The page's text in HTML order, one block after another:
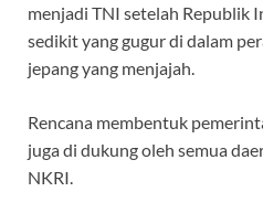
menjadi TNI setelah Republik
sedikit yang gugur di dalam
jepang yang menjajah.
Rencana membentuk
juga di dukung oleh semua
NKRI.